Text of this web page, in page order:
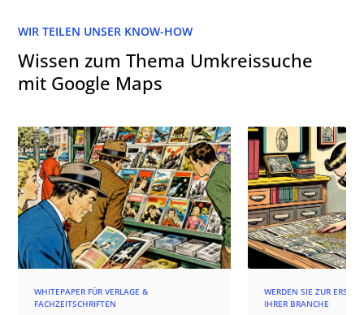
WIR TEILEN UNSER KNOW-HOW
Wissen zum Thema Umkreissuche
mit Google Maps
WHITEPAPER FÜR VERLAGE &
FACHZEITSCHRIFTEN
WERDEN SIE ZUR
IHRER BRANCHE